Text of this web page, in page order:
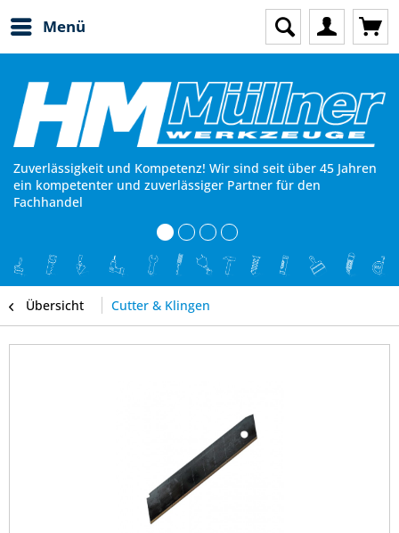
Menü
Zuverlässigkeit und Kompetenz! Wir sind seit über 45 Jahren
ein kompetenter und zuverlässiger Partner für den
Fachhandel
Übersicht Cutter & Klingen